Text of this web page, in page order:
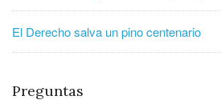
El Derecho salva un pino centenario
Preguntas